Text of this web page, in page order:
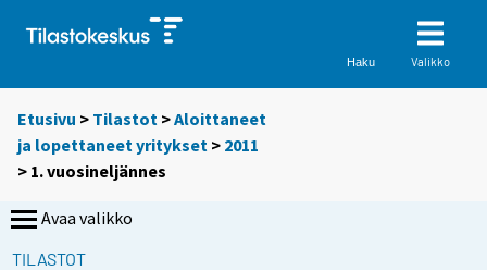
Haku Valikko
Etusivu > Tilastot >Aloittaneet
ja lopettaneet yritykset > 2011
> 1. vuosineljännes
Avaa valikko
TILASTOT